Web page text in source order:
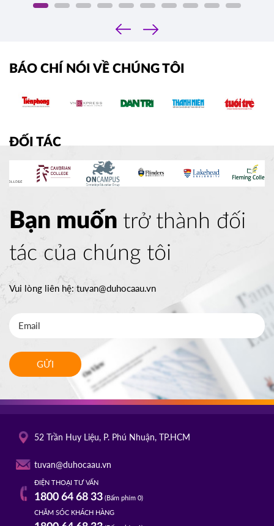
‹
›
BÁO CHÍ NÓI VỀ CHÚNG TÔI
ĐỐI TÁC
Bạn muốn trở thành đối
tác của chúng tôi
Vui lòng liên hệ:tuvan@duhocaau.vn
GỬI
52 Trần Huy Liệu, P. Phú Nhuận, TP.HCM
tuvan@duhocaau.vn
ĐIỆN THOẠI TƯ VẤN
1800 64 68 33(Bấm phím 0)
CHĂM SÓC KHÁCH HÀNG